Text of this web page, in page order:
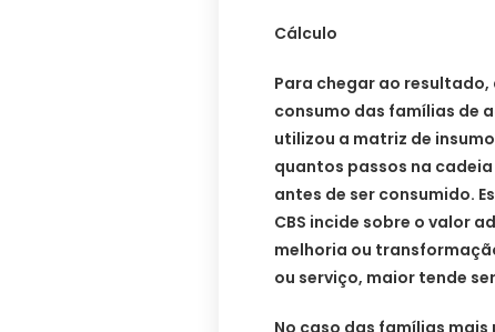
Cálculo
Para chegar ao resultado,
consumo das famílias de
utilizou a matriz de
quantos passos na
antes de ser consumido.
CBS incide sobre o valor
melhoria ou
ou serviço, maior tende